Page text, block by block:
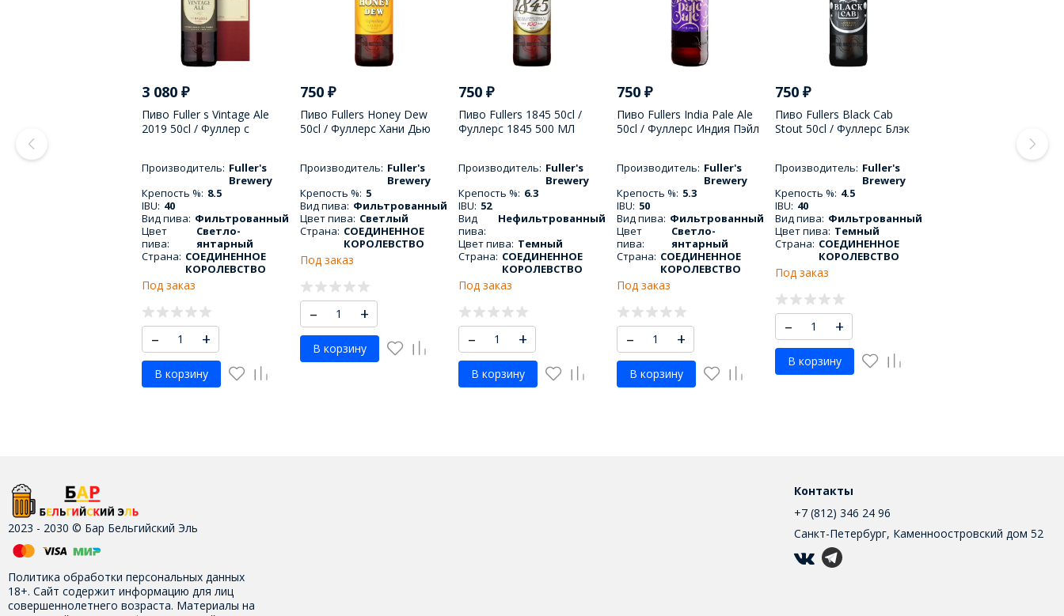
3 080 ₽
Пиво Fuller s Vintage Ale
2019 50cl / Фуллер с
Производитель: Fuller's
Brewery
Крепость %: 8.5
IBU: 40
Вид пива: Фильтрованный
Цвет
пива:
Светло-
янтарный
Страна: СОЕДИНЕННОЕ
КОРОЛЕВСТВО
Под заказ
– +
В корзину
750 ₽
Пиво Fullers Honey Dew
50cl / Фуллерс Хани Дью
Производитель: Fuller's
Brewery
Крепость %: 5
Вид пива: Фильтрованный
Цвет пива: Светлый
Страна: СОЕДИНЕННОЕ
КОРОЛЕВСТВО
Под заказ
– +
В корзину
750 ₽
Пиво Fullers 1845 50cl /
Фуллерс 1845 500 МЛ
Производитель: Fuller's
Brewery
Крепость %: 6.3
IBU: 52
Вид
пива:
Нефильтрованный
Цвет пива: Темный
Страна: СОЕДИНЕННОЕ
КОРОЛЕВСТВО
Под заказ
– +
В корзину
750 ₽
Пиво Fullers India Pale Ale
50cl / Фуллерс Индия Пэйл
Производитель: Fuller's
Brewery
Крепость %: 5.3
IBU: 50
Вид пива: Фильтрованный
Цвет
пива:
Светло-
янтарный
Страна: СОЕДИНЕННОЕ
КОРОЛЕВСТВО
Под заказ
– +
В корзину
750 ₽
Пиво Fullers Black Cab
Stout 50cl / Фуллерс Блэк
Производитель: Fuller's
Brewery
Крепость %: 4.5
IBU: 40
Вид пива: Фильтрованный
Цвет пива: Темный
Страна: СОЕДИНЕННОЕ
КОРОЛЕВСТВО
Под заказ
– +
В корзину
2023 - 2030 © Бар Бельгийский Эль
Политика обработки персональных данных
18+. Сайт содержит информацию для лиц
совершеннолетнего возраста. Материалы на
Контакты
+7 (812) 346 24 96
Санкт-Петербург, Каменноостровский дом 52